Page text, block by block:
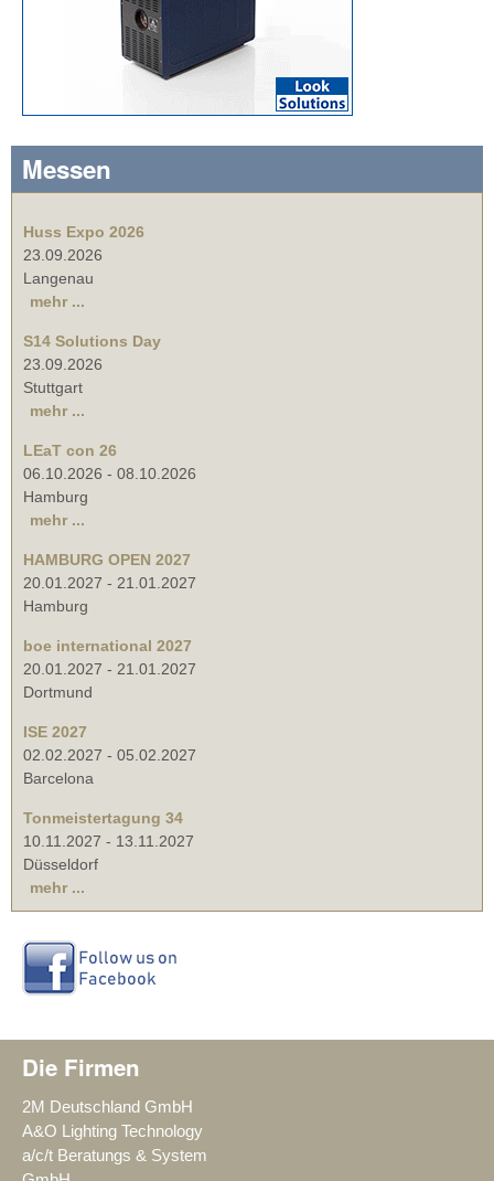
Messen
Huss Expo 2026
23.09.2026
Langenau
mehr ...
S14 Solutions Day
23.09.2026
Stuttgart
mehr ...
LEaT con 26
06.10.2026 - 08.10.2026
Hamburg
mehr ...
HAMBURG OPEN 2027
20.01.2027 - 21.01.2027
Hamburg
boe international 2027
20.01.2027 - 21.01.2027
Dortmund
ISE 2027
02.02.2027 - 05.02.2027
Barcelona
Tonmeistertagung 34
10.11.2027 - 13.11.2027
Düsseldorf
mehr ...
Die Firmen
2M Deutschland GmbH
A&O Lighting Technology
a/c/t Beratungs & System